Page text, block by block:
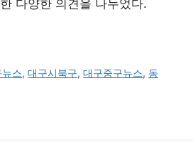
다양한 의견을 나누었다.
스,대구시북구,대구중구뉴스, 동